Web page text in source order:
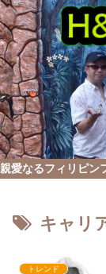
親愛なるフィリピン
キャリ
トレンド